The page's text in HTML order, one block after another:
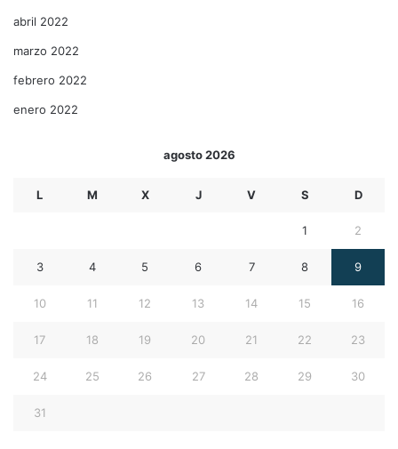
abril 2022
marzo 2022
febrero 2022
enero 2022
agosto 2026
L M X J V S D
1 2
3 4 5 6 7 8 9
10 11 12 13 14 15 16
17 18 19 20 21 22 23
24 25 26 27 28 29 30
31